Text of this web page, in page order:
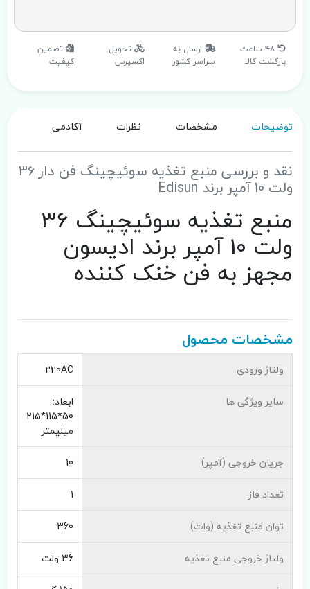
۴۸ ساعت
بازگشت کالا
ارسال به
سراسر کشور
تحویل
اکسپرس
تضمین
کیفیت
توضیحات مشخصات نظرات آکادمی
نقد و بررسی منبع تغذیه سوئیچینگ فن دار 36
ولت 10 آمپر برند Edisun
منبع تغذیه سوئیچینگ 36
ولت 10 آمپر برند ادیسون
مجهز به فن خنک کننده
مشخصات محصول
ولتاژ ورودی
220AC
سایر ویژگی ها
ابعاد:
50*115*215
میلیمتر
جریان خروجی (آمپر)
10
تعداد فاز
1
توان منبع تغذیه (وات)
360
ولتاژ خروجی منبع تغذیه
36 ولت